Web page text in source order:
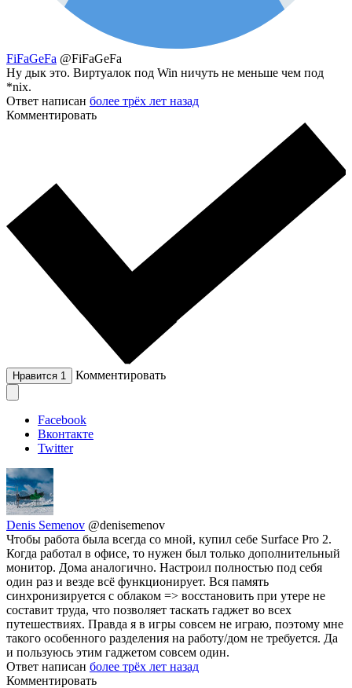
FiFaGeFa @FiFaGeFa
Ну дык это. Виртуалок под Win ничуть не меньше чем под
*nix.
Ответ написан более трёх лет назад
Комментировать
Нравится 1 Комментировать
Facebook
Вконтакте
Twitter
Denis Semenov @denisemenov
Чтобы работа была всегда со мной, купил себе Surface Pro 2.
Когда работал в офисе, то нужен был только дополнительный
монитор. Дома аналогично. Настроил полностью под себя
один раз и везде всё функционирует. Вся память
синхронизируется с облаком => восстановить при утере не
составит труда, что позволяет таскать гаджет во всех
путешествиях. Правда я в игры совсем не играю, поэтому мне
такого особенного разделения на работу/дом не требуется. Да
и пользуюсь этим гаджетом совсем один.
Ответ написан более трёх лет назад
Комментировать